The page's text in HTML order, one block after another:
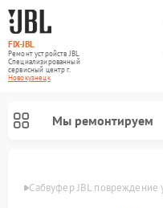
FIX-JBL
Ремонт устройств JBL
Специализированный
cервисный центр г.
Новокузнецк
Мы ремонтируем
Сабвуфер JBL повреждение